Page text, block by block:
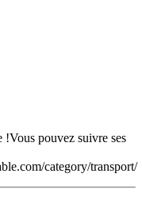
pouvez suivre ses
category/transport/